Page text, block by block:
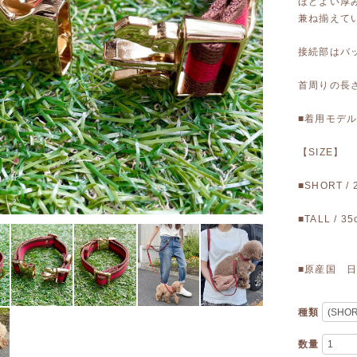
兼ね揃えて
接続部はバ
首周りの長
■着用モデ
【SIZE】
■SHORT /
■TALL /
■原産国
種類
数量